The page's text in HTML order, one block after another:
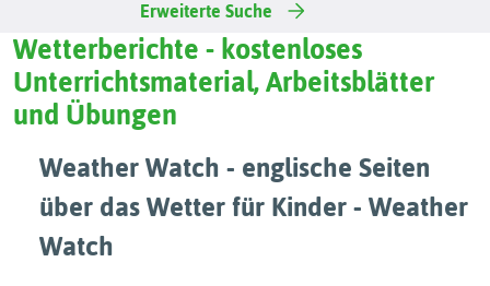
Erweiterte Suche
Wetterberichte - kostenloses
Unterrichtsmaterial, Arbeitsblätter
und Übungen
Weather Watch - englische Seiten
über das Wetter für Kinder - Weather
Watch